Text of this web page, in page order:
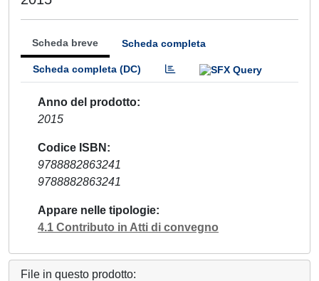
Scheda breve Scheda completa
Scheda completa (DC)
Anno del prodotto
2015
Codice ISBN
9788882863241
9788882863241
Appare nelle tipologie
4.1 Contributo in Atti di convegno
File in questo prodotto: